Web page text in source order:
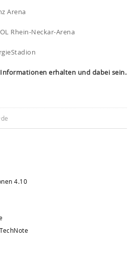
Arena
Rhein-Neckar-Arena
erhalten und dabei sein.
4.10